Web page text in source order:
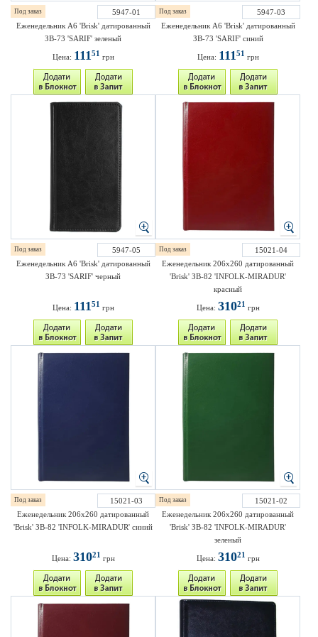
Под заказ
5947-01
Еженедельник A6 'Brisk' датированный
ЗВ-73 'SARIF' зеленый
Цена: 11151 грн
Под заказ
5947-03
Еженедельник A6 'Brisk' датированный
ЗВ-73 'SARIF' синий
Цена: 11151 грн
Под заказ
5947-05
Еженедельник A6 'Brisk' датированный
ЗВ-73 'SARIF' черный
Цена: 11151 грн
Под заказ
15021-04
Еженедельник 206х260 датированный
'Brisk' ЗВ-82 'INFOLK-MIRADUR'
красный
Цена: 31021 грн
Под заказ
15021-03
Еженедельник 206х260 датированный
'Brisk' ЗВ-82 'INFOLK-MIRADUR' синий
Цена: 31021 грн
Под заказ
15021-02
Еженедельник 206х260 датированный
'Brisk' ЗВ-82 'INFOLK-MIRADUR'
зеленый
Цена: 31021 грн